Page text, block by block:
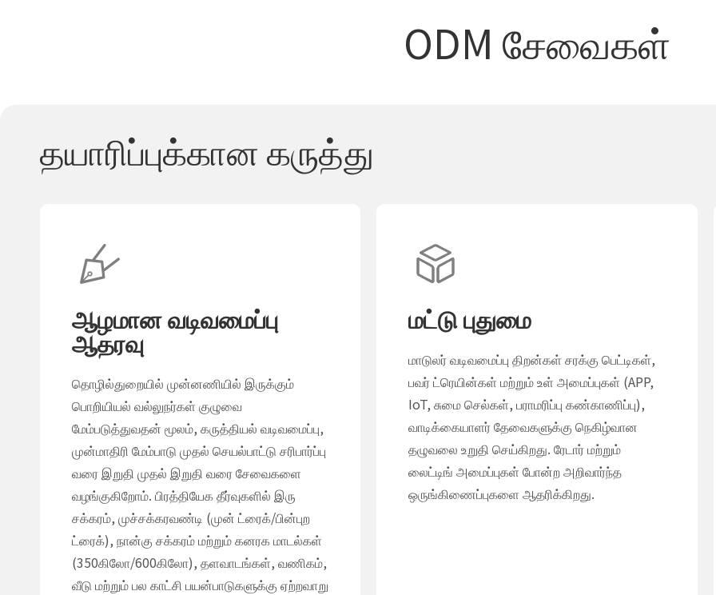
ODM சேவைகள்
தயாரிப்புக்கான கருத்து
ஆழமான வடிவமைப்பு
ஆதரவு
தொழில்துறையில் முன்னணியில் இருக்கும்
பொறியியல் வல்லுநர்கள் குழுவை
மேம்படுத்துவதன் மூலம், கருத்தியல் வடிவமைப்பு,
முன்மாதிரி மேம்பாடு முதல் செயல்பாட்டு சரிபார்ப்பு
வரை இறுதி முதல் இறுதி வரை சேவைகளை
வழங்குகிறோம். பிரத்தியேக தீர்வுகளில் இரு
சக்கரம், முச்சக்கரவண்டி (முன் ட்ரைக்/பின்புற
ட்ரைக்), நான்கு சக்கரம் மற்றும் கனரக மாடல்கள்
(350கிலோ/600கிலோ), தளவாடங்கள், வணிகம்,
வீடு மற்றும் பல காட்சி பயன்பாடுகளுக்கு ஏற்றவாறு
மட்டு புதுமை
மாடுலர் வடிவமைப்பு திறன்கள் சரக்கு பெட்டிகள்,
பவர் ட்ரெயின்கள் மற்றும் உள் அமைப்புகள் (APP,
IoT, சுமை செல்கள், பராமரிப்பு கண்காணிப்பு),
வாடிக்கையாளர் தேவைகளுக்கு நெகிழ்வான
தழுவலை உறுதி செய்கிறது. ரேடார் மற்றும்
லைட்டிங் அமைப்புகள் போன்ற அறிவார்ந்த
ஒருங்கிணைப்புகளை ஆதரிக்கிறது.